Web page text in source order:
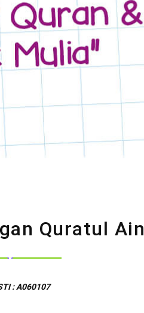
Quratul
: A060107